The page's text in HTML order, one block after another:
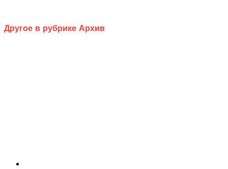
Другое в рубрике Архив